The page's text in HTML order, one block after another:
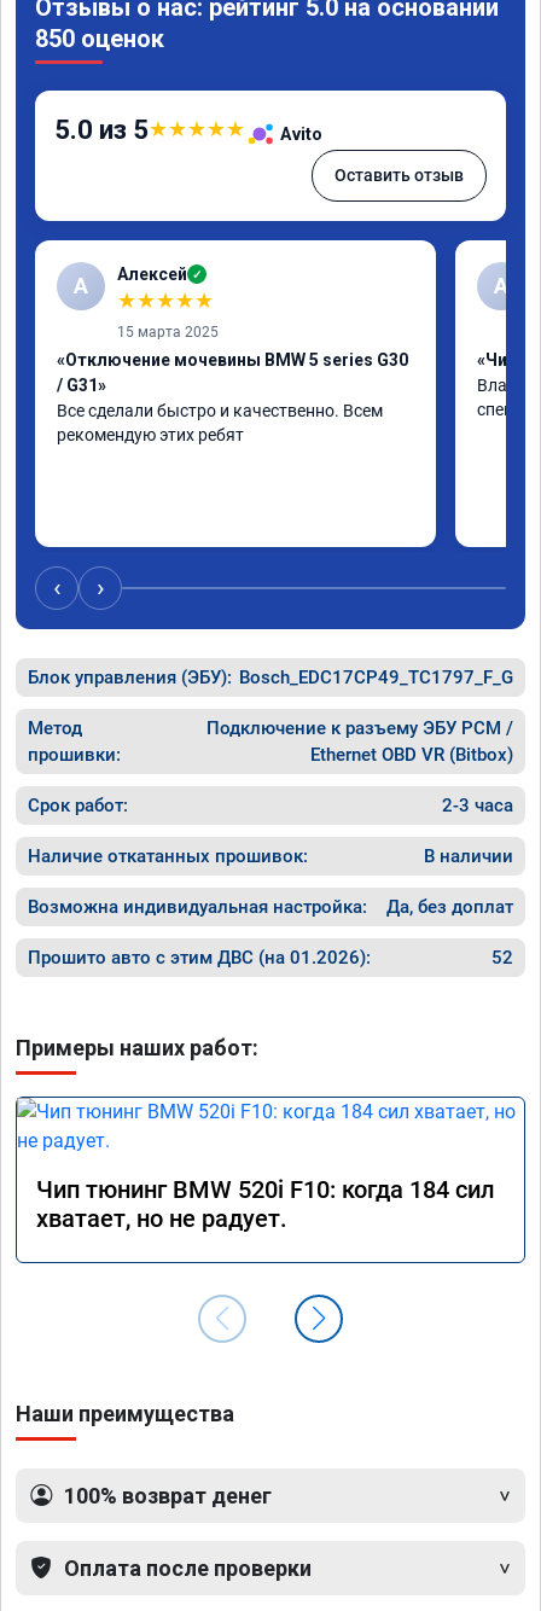
Отзывы о нас: рейтинг 5.0 на основании
850 оценок
5.0 из 5★★★★★ Avito
Оставить отзыв
А Алексей ✓
★★★★★
15 марта 2025
«Отключение мочевины BMW 5 series G30
/ G31»
Все сделали быстро и качественно. Всем
рекомендую этих ребят
А
«Чип
‹ ›
Блок управления (ЭБУ): Bosch_EDC17CP49_TC1797_F_G
Метод
прошивки:
Подключение к разъему ЭБУ PCM /
Ethernet OBD VR (Bitbox)
Срок работ: 2-3 часа
Наличие откатанных прошивок: В наличии
Возможна индивидуальная настройка: Да, без доплат
Прошито авто с этим ДВС (на 01.2026): 52
Примеры наших работ:
Чип тюнинг BMW 520i F10: когда 184 сил
хватает, но не радует.
Наши преимущества
100% возврат денег
Оплата после проверки